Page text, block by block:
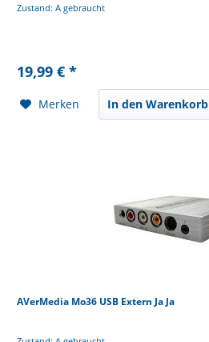
Zustand: A gebraucht
19,99 € *
Merken In den Warenkorb
AVerMedia Mo36 USB Extern Ja Ja